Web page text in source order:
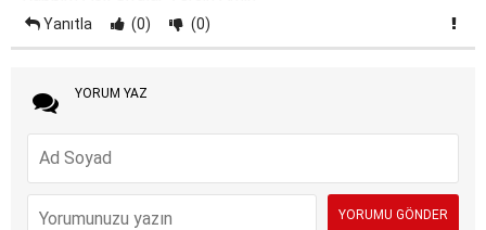
Yanıtla (0) (0)
YORUM YAZ